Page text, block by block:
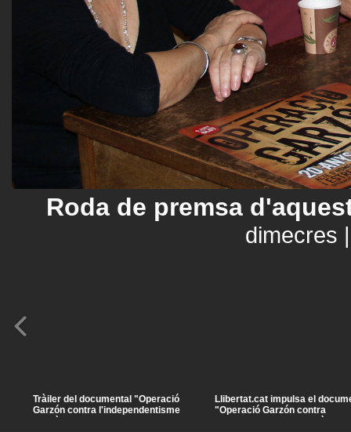
Roda de premsa
dimecres
Tràiler del documental "Operació
Garzón contra l'independentisme
català"
Llibertat.cat impulsa el
"Operació Garzón contra
l'independentisme català"